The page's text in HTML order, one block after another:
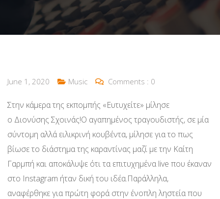
June 1, 2020 Music Comments : 0
Στην κάμερα της εκπομπής «Ευτυχείτε» μίλησε
ο Διονύσης Σχοινάς!Ο αγαπημένος τραγουδιστής, σε μία
σύντομη αλλά ειλικρινή κουβέντα, μίλησε για το πως
βίωσε το διάστημα της καραντίνας μαζί με την Καίτη
Γαρμπή και αποκάλυψε ότι τα επιτυχημένα live που έκαναν
στο Instagram ήταν δική του ιδέα.Παράλληλα,
αναφέρθηκε για πρώτη φορά στην ένοπλη ληστεία που